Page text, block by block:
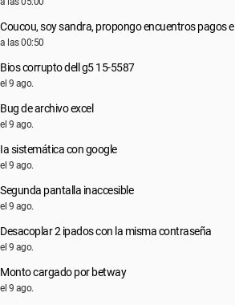
Coucou, soy sandra, propongo encuentros pagos e
a las 00:50
Bios corrupto dell g5 15-5587
el 9 ago.
Bug de archivo excel
el 9 ago.
Ia sistemática con google
el 9 ago.
Segunda pantalla inaccesible
el 9 ago.
Desacoplar 2 ipados con la misma contraseña
el 9 ago.
Monto cargado por betway
el 9 ago.